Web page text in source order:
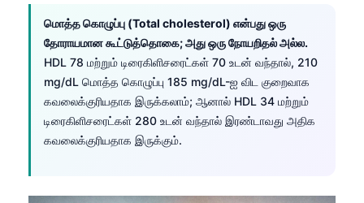
மொத்த கொழுப்பு (Total cholesterol) என்பது ஒரு
தோராயமான கூட்டுத்தொகை; அது ஒரு நோயறிதல் அல்ல.
HDL 78 மற்றும் டிரைகிளிசரைட்கள் 70 உடன் வந்தால், 210
mg/dL மொத்த கொழுப்பு 185 mg/dL-ஐ விட குறைவாக
கவலைக்குரியதாக இருக்கலாம்; ஆனால் HDL 34 மற்றும்
டிரைகிளிசரைட்கள் 280 உடன் வந்தால் இரண்டாவது அதிக
கவலைக்குரியதாக இருக்கும்.
Galego
Македонски јазик
Euskara
Gàidhlig
Occitan
العربية المغربية